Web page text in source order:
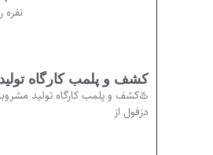
کشف و پلمب کارگاه
♨️کشف و پلمب کارگاه تولید
دزفول از